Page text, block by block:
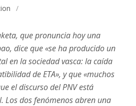
/
que pronuncia hoy una
dice que «se ha producido un
en la sociedad vasca: la caída
de ETA», y que «muchos
el discurso del PNV está
Los dos fenómenos abren una